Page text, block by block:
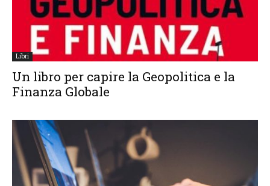
Libri
Un libro per capire la Geopolitica e la
Finanza Globale